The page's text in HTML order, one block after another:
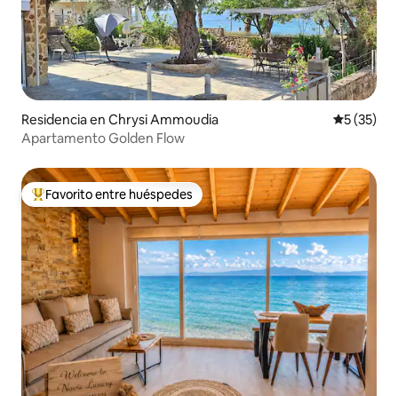
Residencia en Chrysi Ammoudia
5 (35)
Apartamento Golden Flow
De los mejores en Favorito entre huéspedes
Favorito entre huéspedes